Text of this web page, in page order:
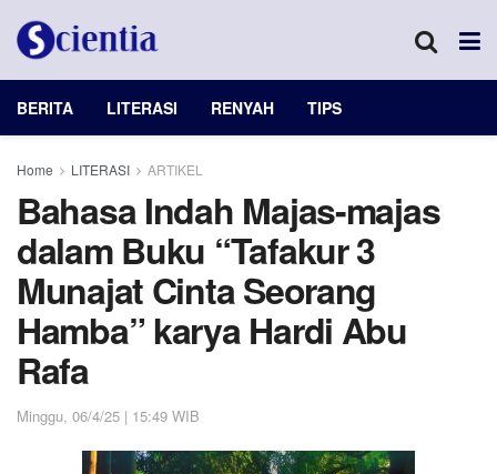
BERITA LITERASI RENYAH TIPS
Home LITERASI ARTIKEL
Bahasa Indah Majas-majas
dalam Buku “Tafakur 3
Munajat Cinta Seorang
Hamba” karya Hardi Abu
Rafa
Minggu, 06/4/25 | 15:49 WIB